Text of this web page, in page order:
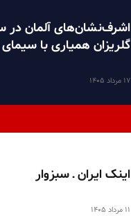
اشرف‌نشان‌های آلمان در
گلریزان همیاری با سیمای
۱۷ مرداد ۱۴۰۵
اینک ایران ـ سبزوار
۱۱ مرداد ۱۴۰۵